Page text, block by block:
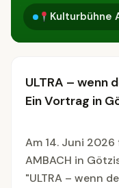
Kulturbühne
ULTRA – wenn
Ein Vortrag in
Am 14. Juni
AMBACH in
"ULTRA – wenn